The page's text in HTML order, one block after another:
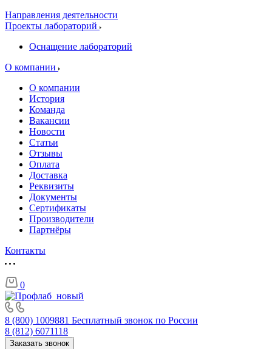
Направления деятельности
Проекты лабораторий
Оснащение лабораторий
О компании
О компании
История
Команда
Вакансии
Новости
Статьи
Отзывы
Оплата
Доставка
Реквизиты
Документы
Сертификаты
Производители
Партнёры
Контакты
0
8 (800) 1009881 Бесплатный звонок по России
8 (812) 6071118
Заказать звонок